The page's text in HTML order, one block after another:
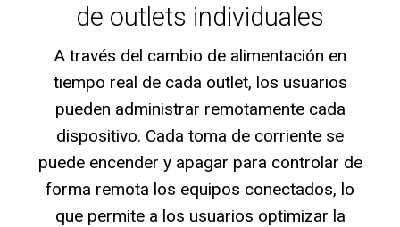
de outlets individuales
A través del cambio de alimentación en
tiempo real de cada outlet, los usuarios
pueden administrar remotamente cada
dispositivo. Cada toma de corriente se
puede encender y apagar para controlar de
forma remota los equipos conectados, lo
que permite a los usuarios optimizar la